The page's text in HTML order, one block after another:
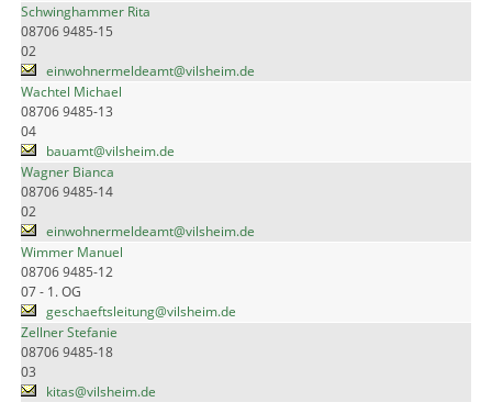
Schwinghammer Rita
08706 9485-15
02
einwohnermeldeamt@vilsheim.de
Wachtel Michael
08706 9485-13
04
bauamt@vilsheim.de
Wagner Bianca
08706 9485-14
02
einwohnermeldeamt@vilsheim.de
Wimmer Manuel
08706 9485-12
07 - 1. OG
geschaeftsleitung@vilsheim.de
Zellner Stefanie
08706 9485-18
03
kitas@vilsheim.de